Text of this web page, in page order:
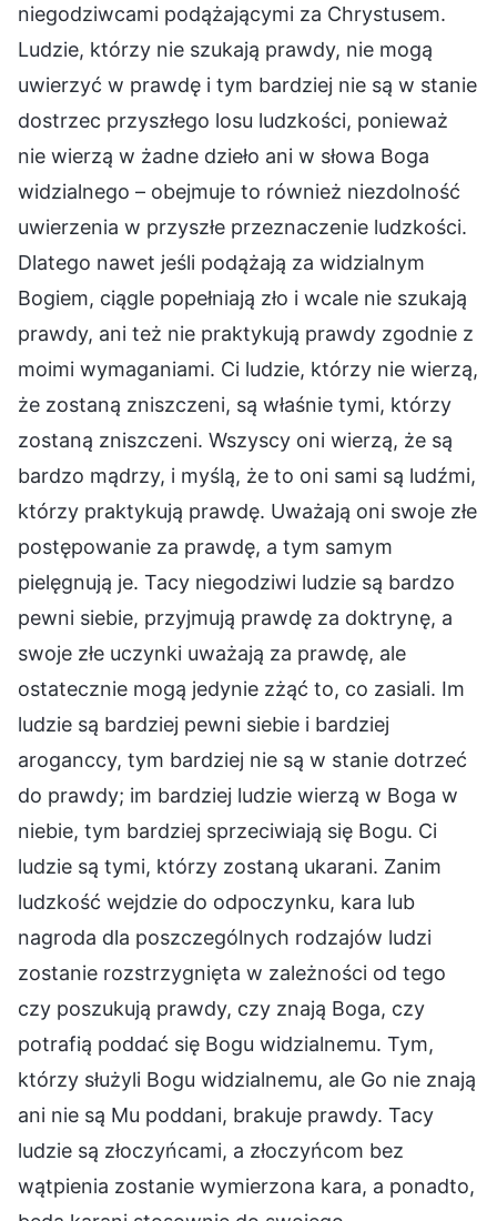
niegodziwcami podążającymi za Chrystusem.
Ludzie, którzy nie szukają prawdy, nie mogą
uwierzyć w prawdę i tym bardziej nie są w stanie
dostrzec przyszłego losu ludzkości, ponieważ
nie wierzą w żadne dzieło ani w słowa Boga
widzialnego – obejmuje to również niezdolność
uwierzenia w przyszłe przeznaczenie ludzkości.
Dlatego nawet jeśli podążają za widzialnym
Bogiem, ciągle popełniają zło i wcale nie szukają
prawdy, ani też nie praktykują prawdy zgodnie z
moimi wymaganiami. Ci ludzie, którzy nie wierzą,
że zostaną zniszczeni, są właśnie tymi, którzy
zostaną zniszczeni. Wszyscy oni wierzą, że są
bardzo mądrzy, i myślą, że to oni sami są ludźmi,
którzy praktykują prawdę. Uważają oni swoje złe
postępowanie za prawdę, a tym samym
pielęgnują je. Tacy niegodziwi ludzie są bardzo
pewni siebie, przyjmują prawdę za doktrynę, a
swoje złe uczynki uważają za prawdę, ale
ostatecznie mogą jedynie zżąć to, co zasiali. Im
ludzie są bardziej pewni siebie i bardziej
aroganccy, tym bardziej nie są w stanie dotrzeć
do prawdy; im bardziej ludzie wierzą w Boga w
niebie, tym bardziej sprzeciwiają się Bogu. Ci
ludzie są tymi, którzy zostaną ukarani. Zanim
ludzkość wejdzie do odpoczynku, kara lub
nagroda dla poszczególnych rodzajów ludzi
zostanie rozstrzygnięta w zależności od tego
czy poszukują prawdy, czy znają Boga, czy
potrafią poddać się Bogu widzialnemu. Tym,
którzy służyli Bogu widzialnemu, ale Go nie znają
ani nie są Mu poddani, brakuje prawdy. Tacy
ludzie są złoczyńcami, a złoczyńcom bez
wątpienia zostanie wymierzona kara, a ponadto,